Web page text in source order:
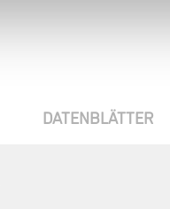
DATENBLÄTTER